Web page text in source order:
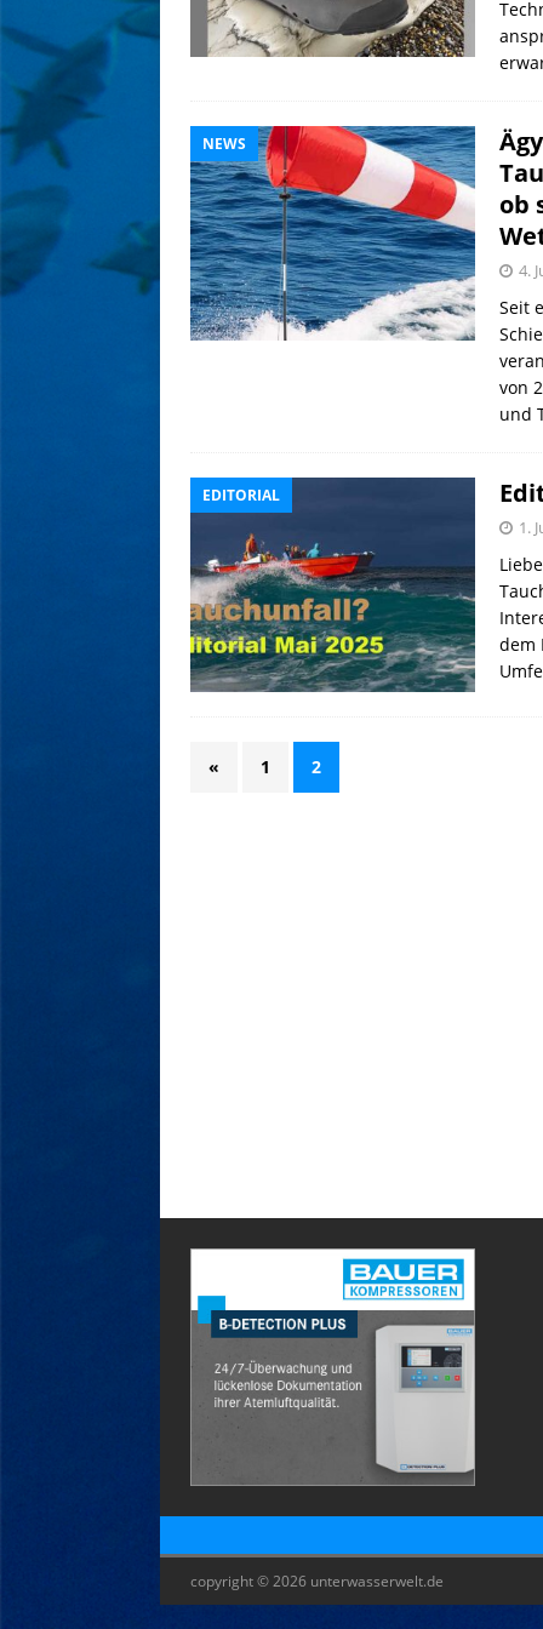
NEWS
ob
4.
Seit
von
und
EDITORIAL
1.
dem
« 1 2
copyright © 2026 unterwasserwelt.de